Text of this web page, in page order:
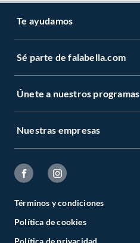
Te ayudamos
Sé parte de falabella.com
Únete a nuestros programas
Nuestras empresas
Términos y condiciones
Política de cookies